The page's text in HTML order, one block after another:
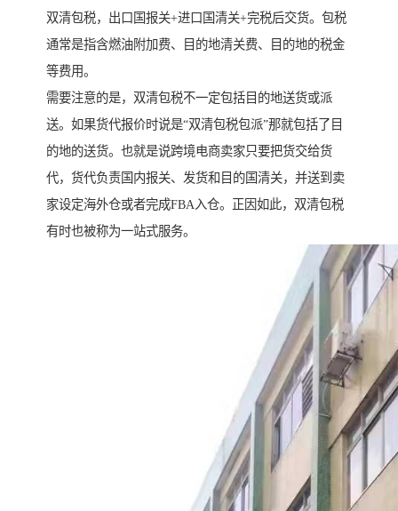
双清包税，出口国报关+进口国清关+完税后交货。包税
通常是指含燃油附加费、目的地清关费、目的地的税金
等费用。
需要注意的是，双清包税不一定包括目的地送货或派
送。如果货代报价时说是“双清包税包派”那就包括了目
的地的送货。也就是说跨境电商卖家只要把货交给货
代，货代负责国内报关、发货和目的国清关，并送到卖
家设定海外仓或者完成FBA入仓。正因如此，双清包税
有时也被称为一站式服务。